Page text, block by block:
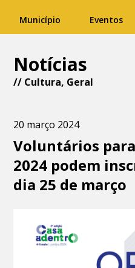
Município Eventos
Notícias
// Cultura, Geral
20 março 2024
Voluntários
2024 podem
dia 25 de março